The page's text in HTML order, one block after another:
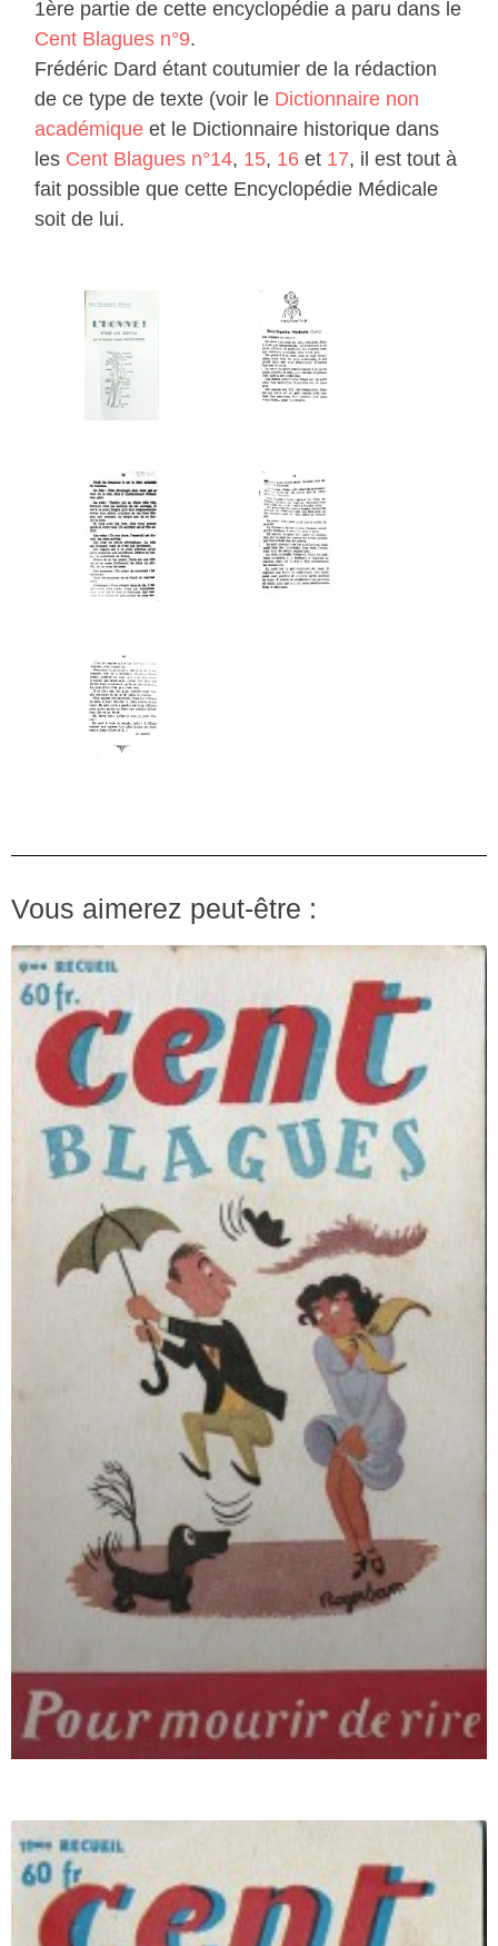
1ère partie de cette encyclopédie a paru dans le
Cent Blagues n°9.
Frédéric Dard étant coutumier de la rédaction
de ce type de texte (voir le Dictionnaire non
académique et le Dictionnaire historique dans
les Cent Blagues n°14, 15, 16 et 17, il est tout à
fait possible que cette Encyclopédie Médicale
soit de lui.
Vous aimerez peut-être :